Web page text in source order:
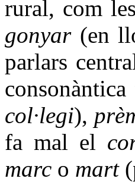
rural, com
gonyar(en
parlars
col·legi),
fa mal el
marc o mart